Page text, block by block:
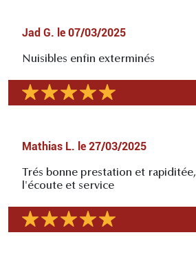
Jad G. le 07/03/2025
Nuisibles enfin exterminés
Mathias L. le 27/03/2025
Trés bonne prestation et rapiditée,
l'écoute et service